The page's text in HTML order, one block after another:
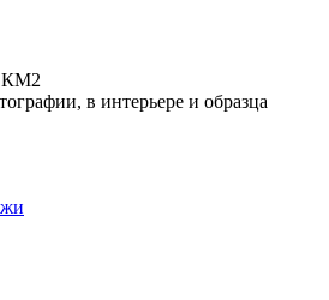
КМ2
в интерьере и образца